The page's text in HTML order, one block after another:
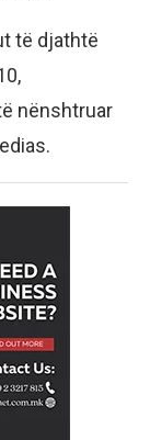
të djathtë
nënshtruar